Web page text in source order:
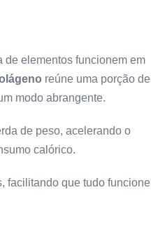
de elementos funcionem em
reúne uma porção de
modo abrangente.
de peso, acelerando o
calórico.
facilitando que tudo funcione